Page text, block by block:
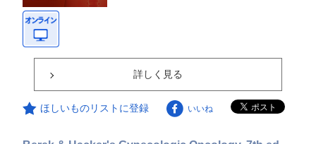
詳しく見る
ほしいものリストに登録 いいね